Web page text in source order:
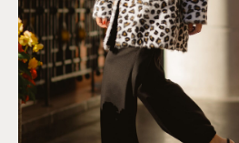
РЕКВИЗИТЫ
ООО «Вэнити-Войс Фурс»
ОГРН 1167746127757
ИНН 7743138570
СОЦ.СЕТИ